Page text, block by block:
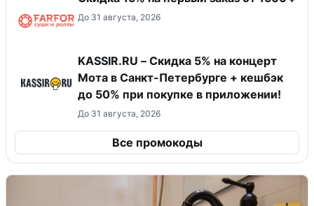
До 31 августа, 2026
KASSIR.RU – Скидка 5% на концерт
Мота в Санкт-Петербурге + кешбэк
до 50% при покупке в приложении!
До 31 августа, 2026
Все промокоды